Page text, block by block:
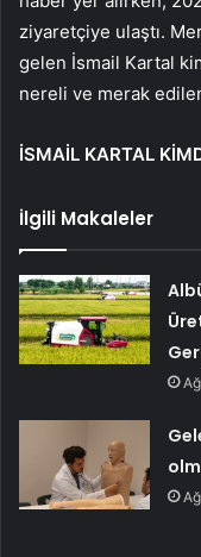
ziyaretçiye ulaştı.
gelen İsmail Kartal
nereli ve merak
İSMAİL KARTAL
İlgili Makaleler